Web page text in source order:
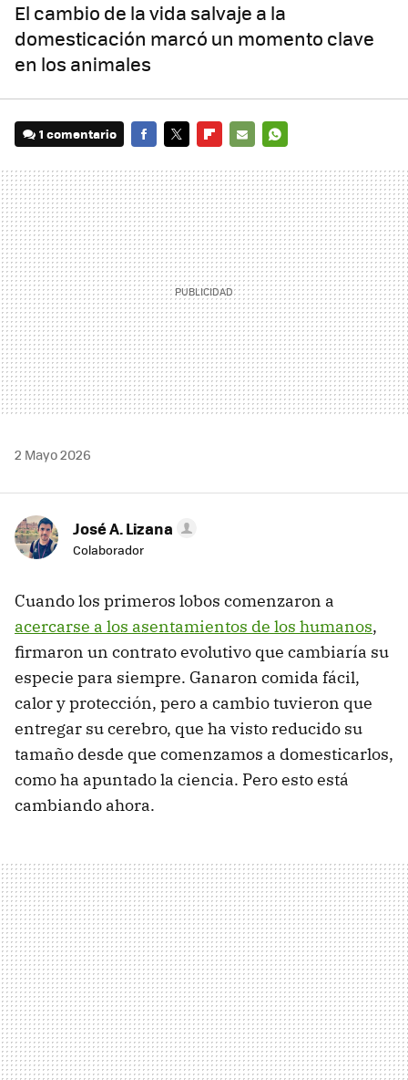
El cambio de la vida salvaje a la
domesticación marcó un momento clave
en los animales
1 comentario
MAIL
2 Mayo 2026
José A. Lizana
Colaborador
Cuando los primeros lobos comenzaron a
acercarse a los asentamientos de los humanos,
firmaron un contrato evolutivo que cambiaría su
especie para siempre. Ganaron comida fácil,
calor y protección, pero a cambio tuvieron que
entregar su cerebro, que ha visto reducido su
tamaño desde que comenzamos a domesticarlos,
como ha apuntado la ciencia. Pero esto está
cambiando ahora.